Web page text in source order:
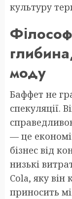
культуру
моду
Баффет не
спекуляції.
— це
бізнес від
низькі
Cola, яку він
приносить